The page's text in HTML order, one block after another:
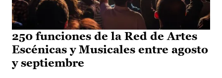
250 funciones de la Red de Artes
Escénicas y Musicales entre agosto
y septiembre